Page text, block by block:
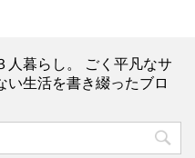
人暮らし。 ごく平凡なサ
い生活を書き綴ったブロ